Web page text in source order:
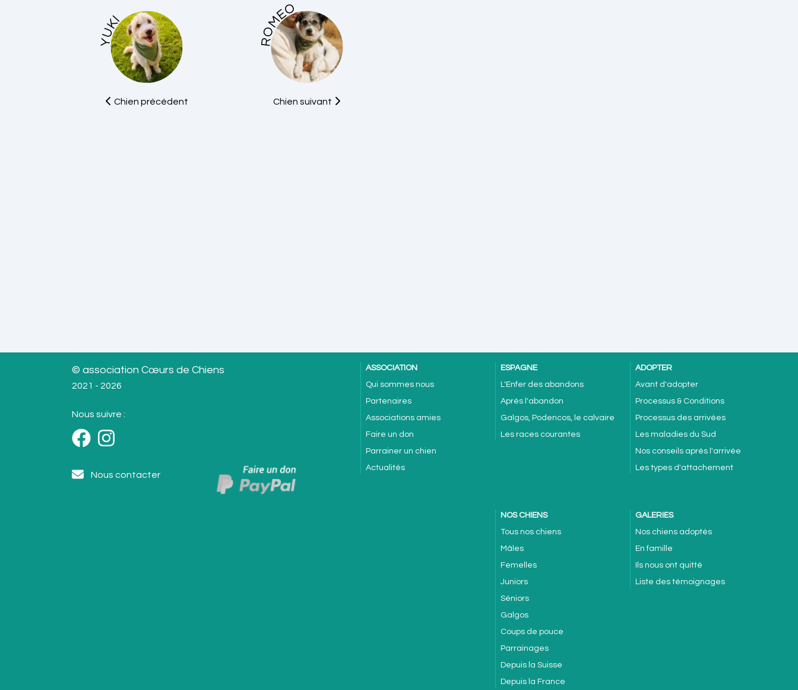
YUKI
Chien précédent
ROMEO
Chien suivant
© association Cœurs de Chiens
2021 - 2026
Nous suivre :
Nous contacter
ASSOCIATION
Qui sommes nous
Partenaires
Associations amies
Faire un don
Parrainer un chien
Actualités
ESPAGNE
L'Enfer des abandons
Après l'abandon
Galgos, Podencos, le calvaire
Les races courantes
ADOPTER
Avant d'adopter
Processus & Conditions
Processus des arrivées
Les maladies du Sud
Nos conseils après l'arrivée
Les types d'attachement
NOS CHIENS
Tous nos chiens
Mâles
Femelles
Juniors
Séniors
Galgos
Coups de pouce
Parrainages
Depuis la Suisse
Depuis la France
GALERIES
Nos chiens adoptés
En famille
Ils nous ont quitté
Liste des témoignages